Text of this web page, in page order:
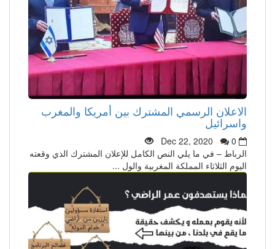
الاعلان الرسمي المشترك بين أمريكا والمغرب
واسرائيل
Dec 22, 2020
0
الرباط – في ما يلي النص الكامل للإعلان المشترك الذي وقعته
اليوم الثلاثاء المملكة المغربية والول ...